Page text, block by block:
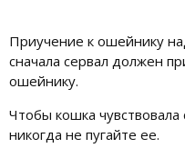
Приучение к ошейнику
сначала сервал должен
ошейнику.
Чтобы кошка чувствовала
никогда не пугайте ее.